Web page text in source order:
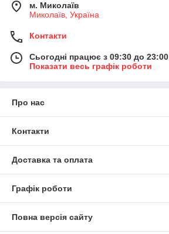
м. Миколаїв
Миколаїв, Україна
Контакти
Сьогодні працює з 09:30 до 23:00
Показати весь графік роботи
Про нас
Контакти
Доставка та оплата
Графік роботи
Повна версія сайту